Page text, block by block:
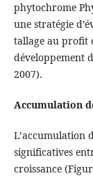
phytochrome
une stratégie
tallage au profit
développement
2007).
Accumulation
L’accumulation
significatives
croissance